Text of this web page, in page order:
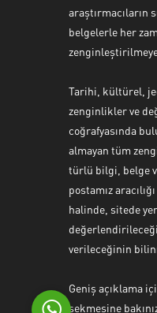
araştırmacıların
belgelerle her
zenginleştirilmeye
Tarihi, kültürel,
zenginlikler ve
coğrafyasında
almayan tüm
türlü bilgi, belge
postamız
halinde, sitede
verileceğinin
Geniş açıklama
sekmesine
Yaşar Erkan
Cevap